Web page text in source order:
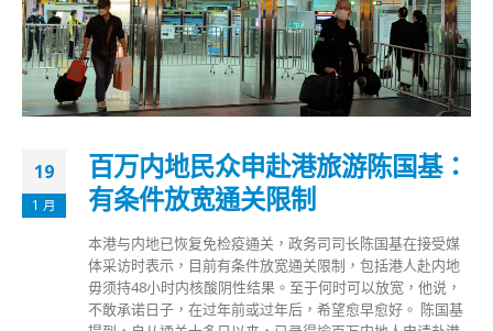
19
1 月
百万内地民众申赴港旅游陈国基：
有条件放宽通关限制
本港与内地已恢复免检疫通关，政务司司长陈国基在接受媒
体采访时表示，目前有条件放宽通关限制，包括港人赴内地
毋须持48小时内核酸阴性结果。至于何时可以放宽，他说，
不敢承诺日子，在过年前或过年后，希望愈早愈好。 陈国基